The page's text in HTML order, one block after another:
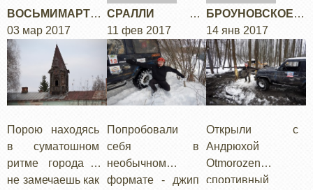
меня
ассоциируется
исключительно с
водой.Собственн
о так все и было
сама прыгала
под колеса.
Меткими (и не
очень)
выстрелами
накатали на 3е
ВОСЬМИМАРТОВ
СКОЕ КОЛЬЦО
03 мар 2017
Порою находясь
в суматошном
ритме города и
не замечаешь как
СРАЛЛИ НА
РАЛЛИ
11 фев 2017
Попробовали
себя в
необычном
формате - джип
БРОУНОВСКОЕ
ДВИЖЕНИЕ
14 янв 2017
Открыли с
Андрюхой
Otmorozen
спортивный